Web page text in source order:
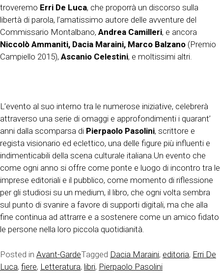
troveremo Erri De Luca, che proporrà un discorso sulla
libertà di parola, l’amatissimo autore delle avventure del
Commissario Montalbano, Andrea Camilleri, e ancora
Niccolò Ammaniti, Dacia Maraini, Marco Balzano (Premio
Campiello 2015), Ascanio Celestini, e moltissimi altri.
L’evento al suo interno tra le numerose iniziative, celebrerà
attraverso una serie di omaggi e approfondimenti i quarant’
anni dalla scomparsa di Pierpaolo Pasolini, scrittore e
regista visionario ed eclettico, una delle figure più influenti e
indimenticabili della scena culturale italiana.Un evento che
come ogni anno si offre come ponte e luogo di incontro tra le
imprese editoriali e il pubblico, come momento di riflessione
per gli studiosi su un medium, il libro, che ogni volta sembra
sul punto di svanire a favore di supporti digitali, ma che alla
fine continua ad attrarre e a sostenere come un amico fidato
le persone nella loro piccola quotidianità.
Posted in Avant-GardeTagged Dacia Maraini, editoria, Erri De
Luca, fiere, Letteratura, libri, Pierpaolo Pasolini